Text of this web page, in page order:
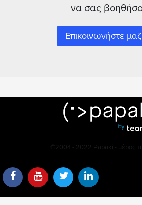
να σας
Επικοινωνήστε
©2004 - 2022 Papaki - μέρος